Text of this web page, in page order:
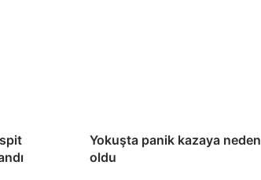
Yokuşta panik kazaya neden
oldu